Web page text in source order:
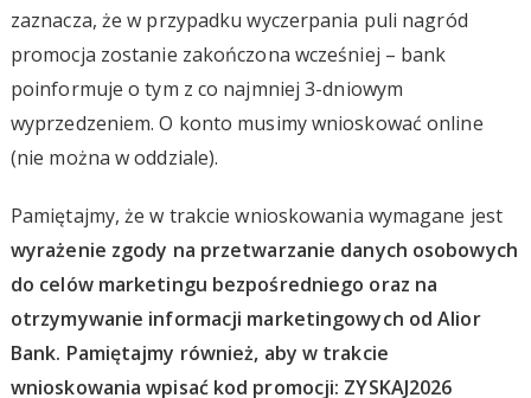
zaznacza, że w przypadku wyczerpania puli nagród
promocja zostanie zakończona wcześniej – bank
poinformuje o tym z co najmniej 3-dniowym
wyprzedzeniem. O konto musimy wnioskować online
(nie można w oddziale).
Pamiętajmy, że w trakcie wnioskowania wymagane jest
wyrażenie zgody na przetwarzanie danych osobowych
do celów marketingu bezpośredniego oraz na
otrzymywanie informacji marketingowych od Alior
Bank. Pamiętajmy również, aby w trakcie
wnioskowania wpisać kod promocji: ZYSKAJ2026